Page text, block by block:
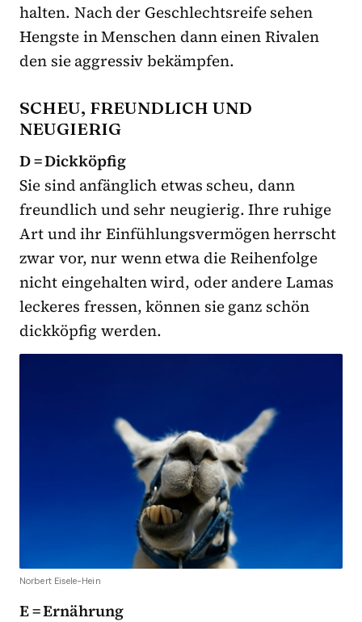
halten. Nach der Geschlechtsreife sehen
Hengste in Menschen dann einen Rivalen
den sie aggressiv bekämpfen.
SCHEU, FREUNDLICH UND
NEUGIERIG
D = Dickköpfig
Sie sind anfänglich etwas scheu, dann
freundlich und sehr neugierig. Ihre ruhige
Art und ihr Einfühlungsvermögen herrscht
zwar vor, nur wenn etwa die Reihenfolge
nicht eingehalten wird, oder andere Lamas
leckeres fressen, können sie ganz schön
dickköpfig werden.
Norbert Eisele-Hein
E = Ernährung